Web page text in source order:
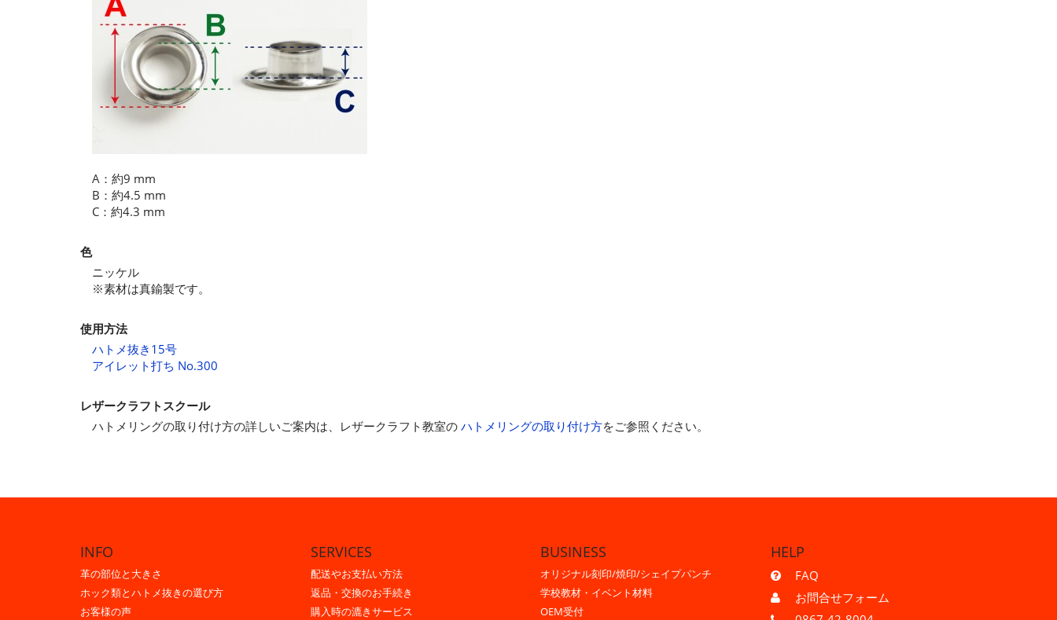
A：約9 mm
B：約4.5 mm
C：約4.3 mm
色
ニッケル
※素材は真鍮製です。
使用方法
ハトメ抜き15号
アイレット打ち No.300
レザークラフトスクール
ハトメリングの取り付け方の詳しいご案内は、レザークラフト教室の ハトメリングの取り付け方をご参照ください。
INFO
革の部位と大きさ
ホック類とハトメ抜きの選び方
お客様の声
SERVICES
配送やお支払い方法
返品・交換のお手続き
購入時の漉きサービス
BUSINESS
オリジナル刻印/焼印/シェイプパンチ
学校教材・イベント材料
OEM受付
HELP
FAQ
お問合せフォーム